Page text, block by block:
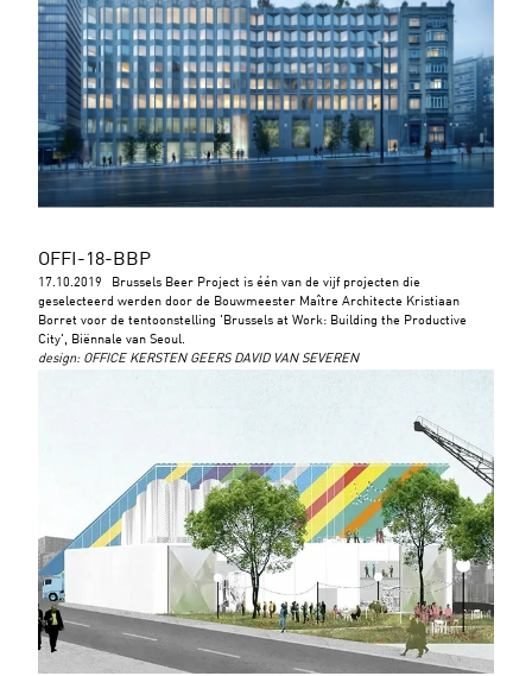
OFFI-18-BBP
17.10.2019
Brussels Beer Project is één van de vijf projecten die
geselecteerd werden door de Bouwmeester Maître Architecte Kristiaan
Borret voor de tentoonstelling 'Brussels at Work: Building the Productive
City', Biënnale van Seoul.
design: OFFICE KERSTEN GEERS DAVID VAN SEVEREN